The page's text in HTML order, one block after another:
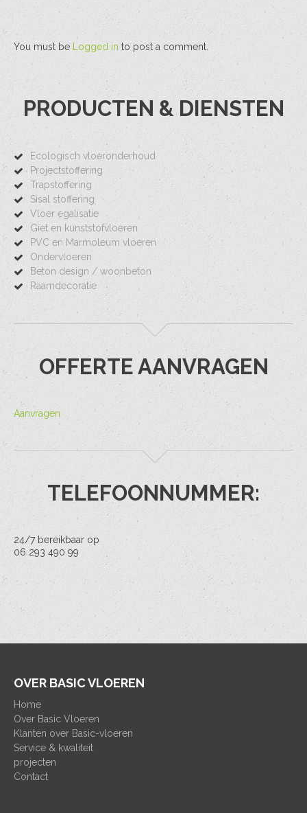
You must be Logged in to post a comment.
PRODUCTEN & DIENSTEN
Ecologisch vloeronderhoud
Projectstoffering
Trapstoffering
Sisal stoffering
Vloer egalisatie
Giet en kunststofvloeren
PVC en Marmoleum vloeren
Ondervloeren
Beton design / woonbeton
Raamdecoratie
OFFERTE AANVRAGEN
Aanvragen
TELEFOONNUMMER:
24/7 bereikbaar op
06 293 490 99
OVER BASIC VLOEREN
Home
Over Basic Vloeren
Klanten over Basic-vloeren
Service & kwaliteit
projecten
Contact